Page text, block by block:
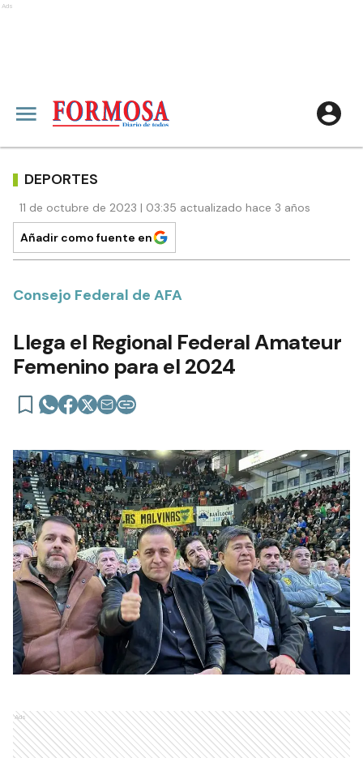
Ads
DEPORTES
11 de octubre de 2023 | 03:35 actualizado hace 3 años
Añadir como fuente en
Consejo Federal de AFA
Llega el Regional Federal Amateur
Femenino para el 2024
Ads